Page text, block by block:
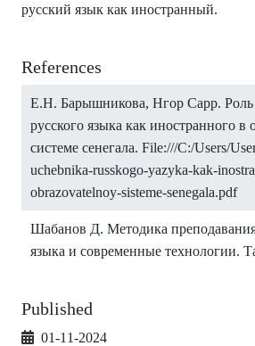
русский язык как иностранный.
References
Е.Н. Барышникова, Нгор Сарр. Роль
русского языка как иностранного в
системе сенегала. File:///C:/Users/
uchebnika-russkogo-yazyka-kak-
obrazovatelnoy-sisteme-senegala.pdf
Шабанов Д. Методика
языка и современные технологии.
Published
01-11-2024